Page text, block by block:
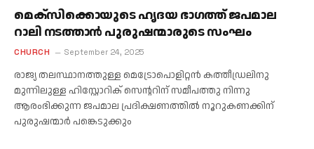
മെക്സിക്കൊയുടെ ഹൃദയ ഭാഗത്ത് ജപമാല
റാലി നടത്താൻ പുരുഷന്മാരുടെ സംഘം
CHURCH September 24, 2025
രാജ്യ തലസ്ഥാനത്തുള്ള മെട്രോപൊളിറ്റൻ കത്തീഡ്രലിനു
മുന്നിലുള്ള ഹിസ്റ്റോറിക് സെന്ററിന് സമീപത്തു നിന്നു
ആരംഭിക്കുന്ന ജപമാല പ്രദിക്ഷണത്തില്‍ നൂറുകണക്കിന്
പുരുഷന്മാര്‍ പങ്കെടുക്കും